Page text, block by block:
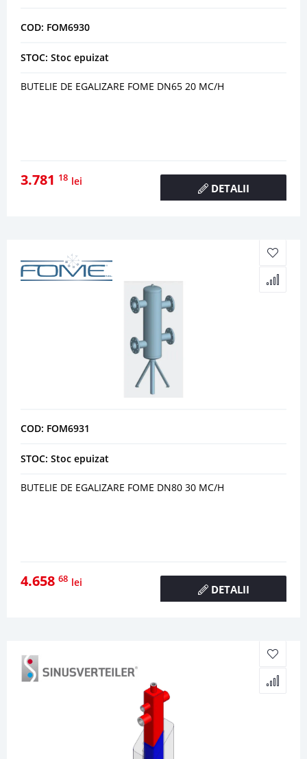
COD: FOM6930
STOC: Stoc epuizat
BUTELIE DE EGALIZARE FOME DN65 20 MC/H
3.781 18 lei
DETALII
COD: FOM6931
STOC: Stoc epuizat
BUTELIE DE EGALIZARE FOME DN80 30 MC/H
4.658 68 lei
DETALII